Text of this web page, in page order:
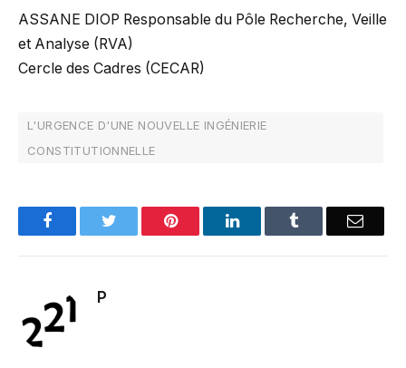
ASSANE DIOP Responsable du Pôle Recherche, Veille
et Analyse (RVA)
Cercle des Cadres (CECAR)
L'URGENCE D'UNE NOUVELLE INGÉNIERIE
CONSTITUTIONNELLE
FacebookTwitter Pinterest LinkedInTumblr Email
P